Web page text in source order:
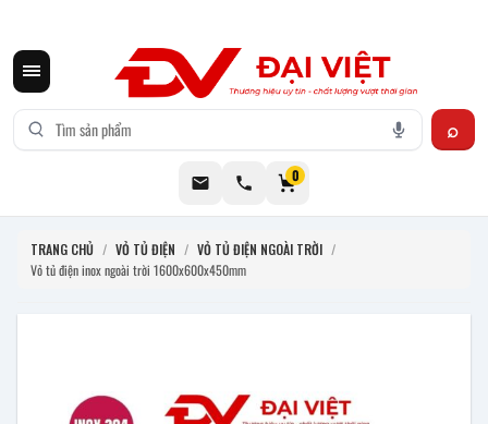
0
TRANG CHỦ / VỎ TỦ ĐIỆN / VỎ TỦ ĐIỆN NGOÀI TRỜI /
Vỏ tủ điện inox ngoài trời 1600x600x450mm